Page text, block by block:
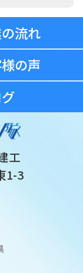
工
1-3
流れ
の声